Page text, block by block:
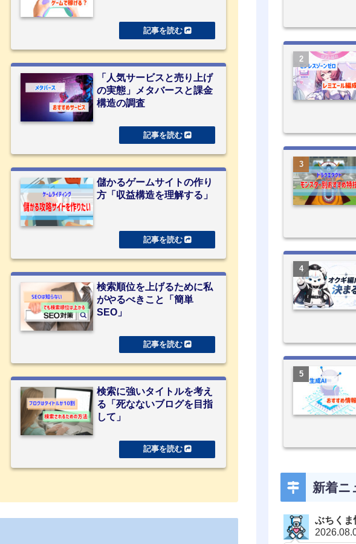
「人気サービスと売り上げ
の実態」メタバースと課金
構造の調査
儲かるゲームサイトの作り
方「収益構造を理解する」
検索順位を上げるために私
がやるべきこと「簡単
SEO」
検索に強いタイトルを考え
る「死なないブログを目指
して」
新着ニ
ぶちく